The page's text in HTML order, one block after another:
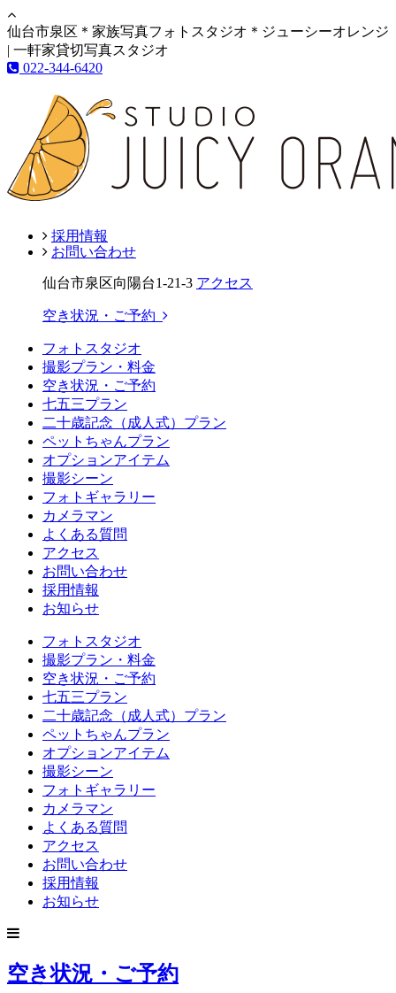
仙台市泉区＊家族写真フォトスタジオ＊ジューシーオレンジ
| 一軒家貸切写真スタジオ
022-344-6420
採用情報
お問い合わせ
仙台市泉区向陽台1-21-3 アクセス
空き状況・ご予約
フォトスタジオ
撮影プラン・料金
空き状況・ご予約
七五三プラン
二十歳記念（成人式）プラン
ペットちゃんプラン
オプションアイテム
撮影シーン
フォトギャラリー
カメラマン
よくある質問
アクセス
お問い合わせ
採用情報
お知らせ
フォトスタジオ
撮影プラン・料金
空き状況・ご予約
七五三プラン
二十歳記念（成人式）プラン
ペットちゃんプラン
オプションアイテム
撮影シーン
フォトギャラリー
カメラマン
よくある質問
アクセス
お問い合わせ
採用情報
お知らせ
空き状況・ご予約